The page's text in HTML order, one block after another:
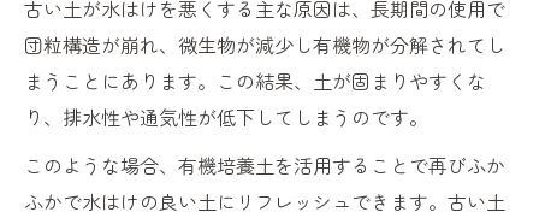
古い土が水はけを悪くする主な原因は、長期間の使用で
団粒構造が崩れ、微生物が減少し有機物が分解されてし
まうことにあります。この結果、土が固まりやすくな
り、排水性や通気性が低下してしまうのです。
このような場合、有機培養土を活用することで再びふか
ふかで水はけの良い土にリフレッシュできます。古い土